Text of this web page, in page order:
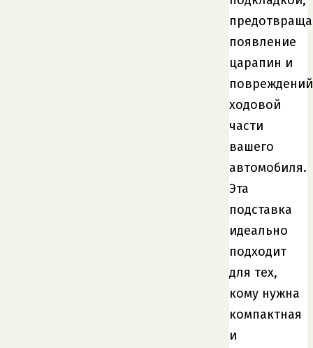
появление
царапин и
повреждений
ходовой
части
вашего
автомобиля.
Эта
подставка
идеально
подходит
для тех,
кому нужна
компактная
и